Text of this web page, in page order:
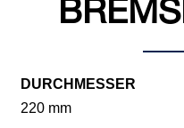
DURCHMESSER
220 mm